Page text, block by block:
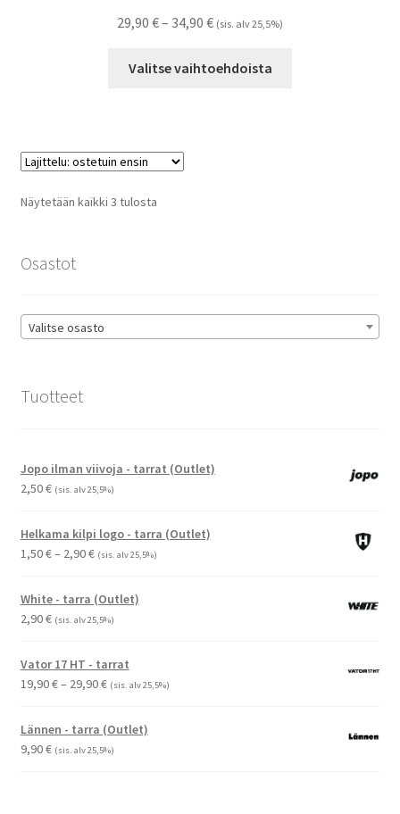
29,90 €– 34,90 €Hintaluokka:
-
(sis. alv 25,5%)
Valitse vaihtoehdoista
Näytetään kaikki 3 tulostaSuosituimmat
Osastot
Valitse osasto
Tuotteet
Jopo ilman viivoja - tarrat (Outlet)
2,50€ (sis. alv 25,5%)
Helkama kilpi logo - tarra (Outlet)
1,50€– 2,90€Hintaluokka:
-
(sis. alv 25,5%)
White - tarra (Outlet)
2,90€ (sis. alv 25,5%)
Vator 17 HT - tarrat
19,90€– 29,90€Hintaluokka:
-
(sis. alv 25,5%)
Lännen - tarra (Outlet)
9,90€ (sis. alv 25,5%)